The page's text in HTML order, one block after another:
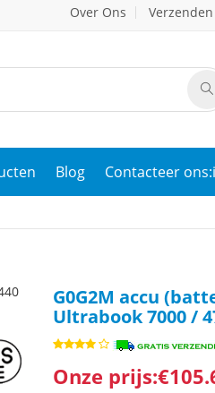
Over Ons
Blog Contacteer
G0G2M accu
Ultrabook 7000 /
Onze